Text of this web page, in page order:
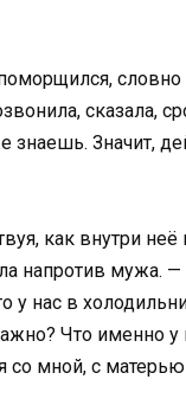
словно
сказала,
Значит,
как внутри неё
напротив мужа.
у нас в
Что именно у
мной, с